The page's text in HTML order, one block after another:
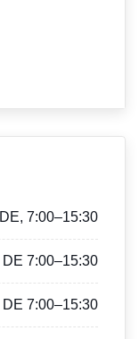
DE, 7:00–15:30
DE 7:00–15:30
DE 7:00–15:30